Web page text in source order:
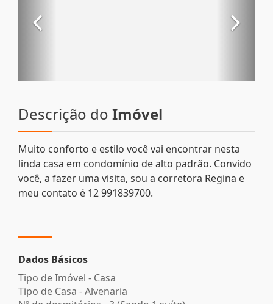
Descrição do Imóvel
Muito conforto e estilo você vai encontrar nesta
linda casa em condomínio de alto padrão. Convido
você, a fazer uma visita, sou a corretora Regina e
meu contato é 12 991839700.
Dados Básicos
Tipo de Imóvel - Casa
Tipo de Casa - Alvenaria